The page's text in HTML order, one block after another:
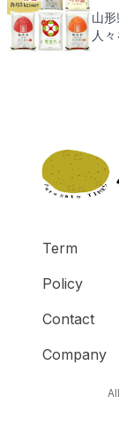
山
人
Term
Policy
Contact
Company